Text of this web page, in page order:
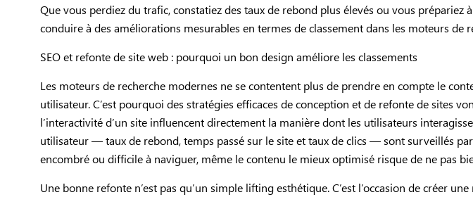
Que vous perdiez du trafic, constatiez des taux de rebond plus élevés ou vous
conduire à des améliorations mesurables en termes de classement dans les moteurs de
SEO et refonte de site web : pourquoi un bon design améliore les classements
Les moteurs de recherche modernes ne se contentent plus de prendre en compte le
utilisateur. C’est pourquoi des stratégies efficaces de conception et de refonte de sites
l’interactivité d’un site influencent directement la manière dont les utilisateurs
utilisateur — taux de rebond, temps passé sur le site et taux de clics — sont surveillés
encombré ou difficile à naviguer, même le contenu le mieux optimisé risque de ne pas
Une bonne refonte n’est pas qu’un simple lifting esthétique. C’est l’occasion de créer